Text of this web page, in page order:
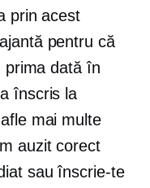
prin acest
pentru că
prima dată în
înscris la
mai multe
auzit corect
sau înscrie-te